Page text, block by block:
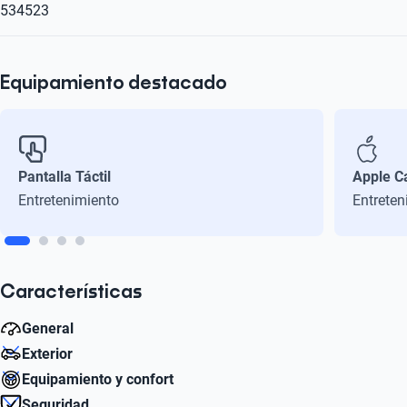
534523
Equipamiento destacado
Pantalla Táctil
Entretenimiento
Apple
Características
General
11.4
Aceleración Estimada 0-100 km/h
Exterior
Diámetro de Rin
Equipamiento y confort